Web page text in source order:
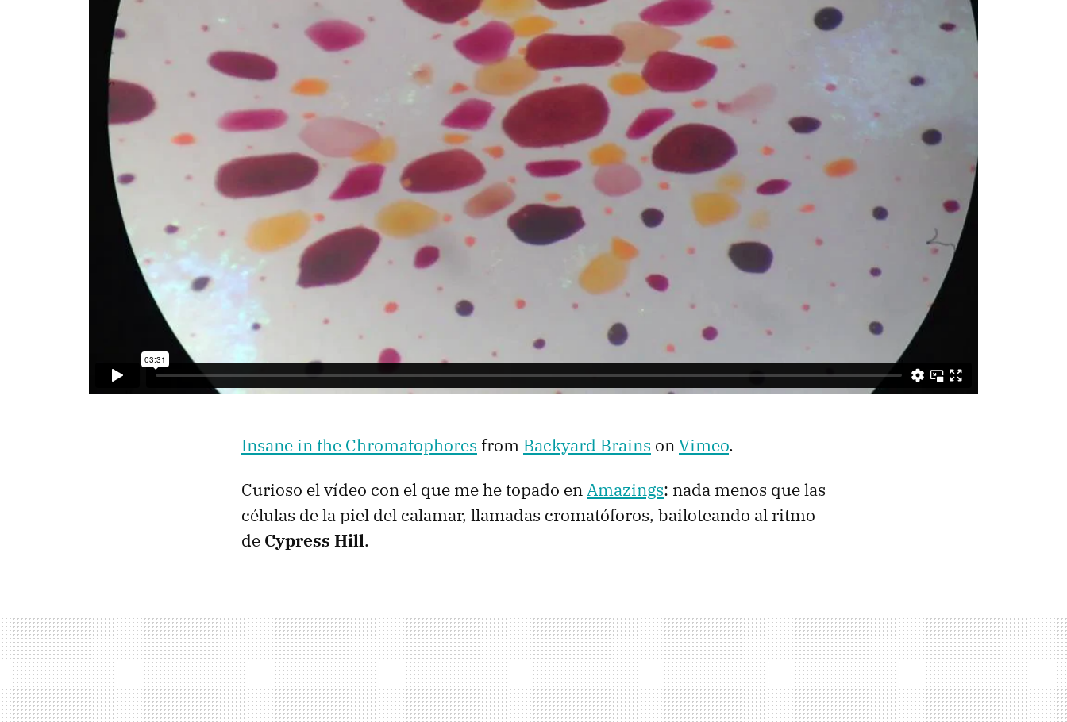
Insane in the Chromatophores from Backyard Brains onVimeo.
Curioso el vídeo con el que me he topado enAmazings: nada menos que las
células de la piel del calamar, llamadas cromatóforos, bailoteando al ritmo
de Cypress Hill.